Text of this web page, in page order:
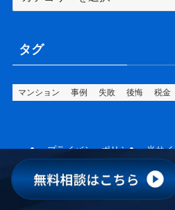
テ
ー
タグ
マンション 事例 失敗 後悔 税金
プライバシーポリシー 当サ
お問い合
©Copyright © 2025 リノベーションハイ